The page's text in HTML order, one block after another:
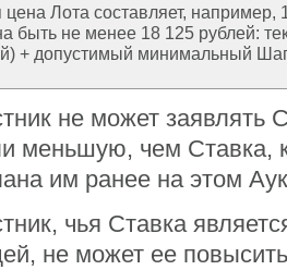
Лота составляет, например,
быть не менее 18 125 рублей:
+ допустимый минимальный
не может заявлять
меньшую, чем Ставка,
им ранее на этом
чья Ставка
не может ее